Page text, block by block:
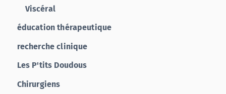
Viscéral
éducation thérapeutique
recherche clinique
Les P'tits Doudous
Chirurgiens